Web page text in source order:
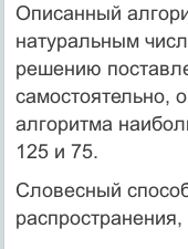
Описанный
натуральным
решению
самостоятельно,
алгоритма
125 и 75.
Словесный
распространения,